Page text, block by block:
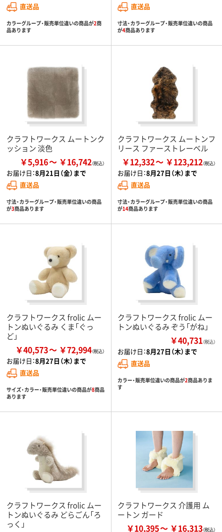
直送品
カラーグループ・販売単位違いの商品が2商
品あります
直送品
寸法・カラーグループ・販売単位違いの商品
が4商品あります
クラフトワークス ムートンク
ッション 淡色
￥5,916 ￥16,742
お届け日：8月21日（金）まで
直送品
寸法・カラーグループ・販売単位違いの商品
が3商品あります
クラフトワークス ムートンフ
リース ファーストレーベル
￥12,332 ￥123,212
お届け日：8月27日（木）まで
直送品
寸法・カラーグループ・販売単位違いの商品
が14商品あります
クラフトワークス frolic ムー
トンぬいぐるみ くま「ぐっ
ど」
￥40,573 ￥72,994
お届け日：8月27日（木）まで
直送品
サイズ・カラー・販売単位違いの商品が8商品
あります
クラフトワークス frolic ムー
トンぬいぐるみ ぞう「がね」
￥40,731（税込）
お届け日：8月27日（木）まで
直送品
カラー・販売単位違いの商品が2商品ありま
す
クラフトワークス frolic ムー
トンぬいぐるみ どらごん「ろ
っく」
クラフトワークス 介護用 ム
ートン ガード
￥10,395 ￥16,313